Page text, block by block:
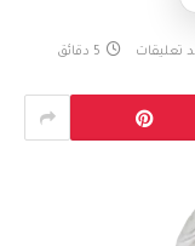
تعليقات 5 دقائق